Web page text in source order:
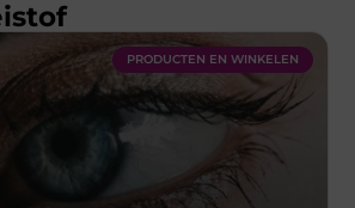
PRODUCTEN EN WINKELEN